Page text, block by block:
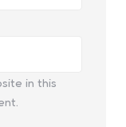
in this